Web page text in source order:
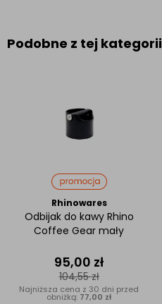
Podobne z tej kategorii
Rhinowares
Odbijak do kawy Rhino
Coffee Gear mały
95,00 zł
104,55zł
Najniższa cena z 30 dni przed
obniżką: 77,00 zł